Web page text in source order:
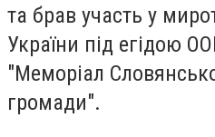
та брав участь у
України під егідою
"Меморіал
громади".